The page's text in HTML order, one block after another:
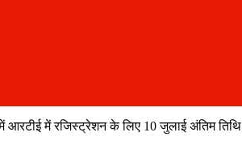
आरटीई में रजिस्ट्रेशन के लिए 10 जुलाई अंतिम तिथि